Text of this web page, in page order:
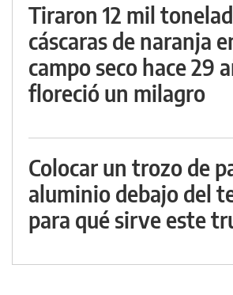
Tiraron 12 mil
cáscaras de naranja
campo seco hace 29
floreció un milagro
Colocar un trozo de
aluminio debajo del
para qué sirve este